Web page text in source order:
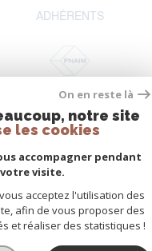
ADHÉRENTS
On en reste là
notre site
les cookies
accompagner pendant
votre visite.
acceptez l'utilisation des
afin de vous proposer des
et réaliser des statistiques !